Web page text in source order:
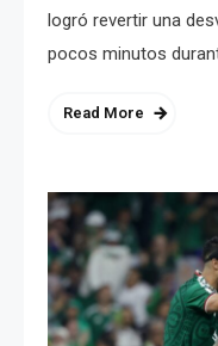
logró revertir una
pocos minutos
Read More